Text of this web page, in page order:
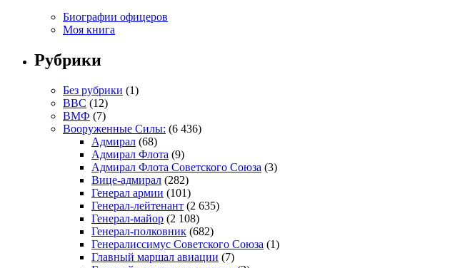
Биографии офицеров
Моя книга
Рубрики
Без рубрики (1)
ВВС (12)
ВМФ (7)
Вооруженные Силы: (6 436)
Адмирал (68)
Адмирал Флота (9)
Адмирал Флота Советского Союза (3)
Вице-адмирал (282)
Генерал армии (101)
Генерал-лейтенант (2 635)
Генерал-майор (2 108)
Генерал-полковник (682)
Генералиссимус Советского Союза (1)
Главный маршал авиации (7)